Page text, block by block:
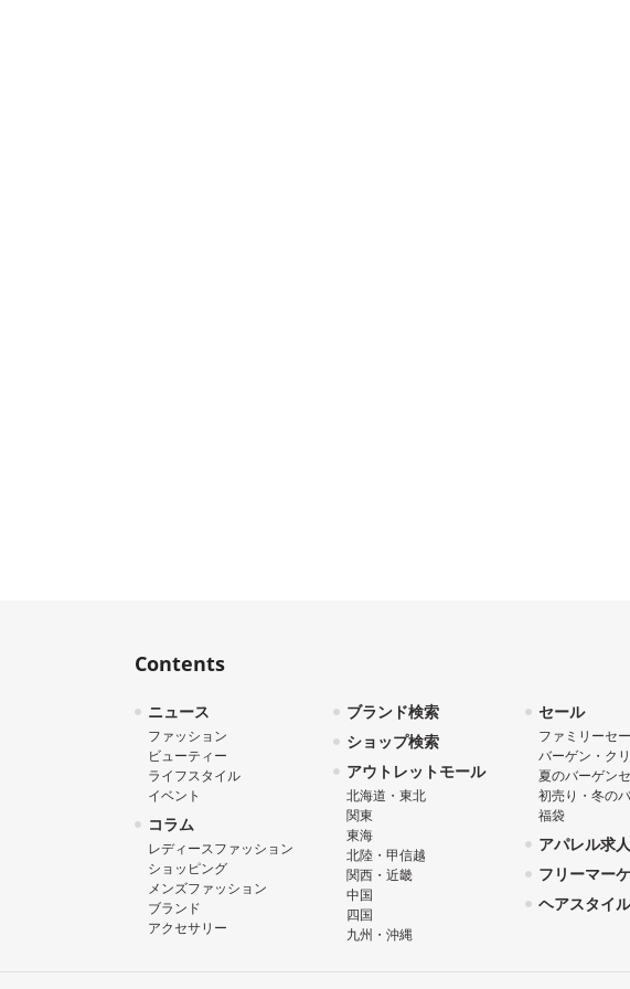
Contents
ニュース
ファッション
ビューティー
ライフスタイル
イベント
コラム
レディースファッション
ショッピング
メンズファッション
ブランド
アクセサリー
ブランド検索
ショップ検索
アウトレットモール
北海道・東北
関東
東海
北陸・甲信越
関西・近畿
中国
四国
九州・沖縄
セール
ファミリーセ
バーゲン・ク
夏のバーゲン
初売り・冬の
福袋
アパレル求人
フリーマー
ヘアスタイル